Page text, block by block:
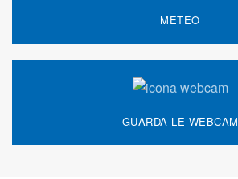
METEO
GUARDA LE WEBCAM